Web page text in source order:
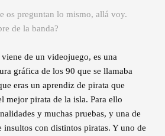
os preguntan lo mismo, allá voy.
de la banda?
de un videojuego, es una
gráfica de los 90 que se llamaba
eras un aprendiz de pirata que
mejor pirata de la isla. Para ello
y muchas pruebas, y una de
insultos con distintos piratas. Y uno de